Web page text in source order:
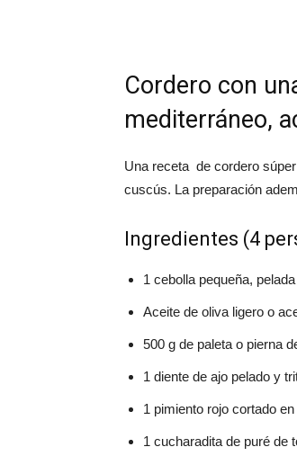
Cordero con
mediterráneo,
Una receta de cordero
cuscús. La preparación
Ingredientes (4
1 cebolla pequeña,
Aceite de oliva ligero o
500 g de paleta o pierna
1 diente de ajo pelado y
1 pimiento rojo cortado
1 cucharadita de puré de